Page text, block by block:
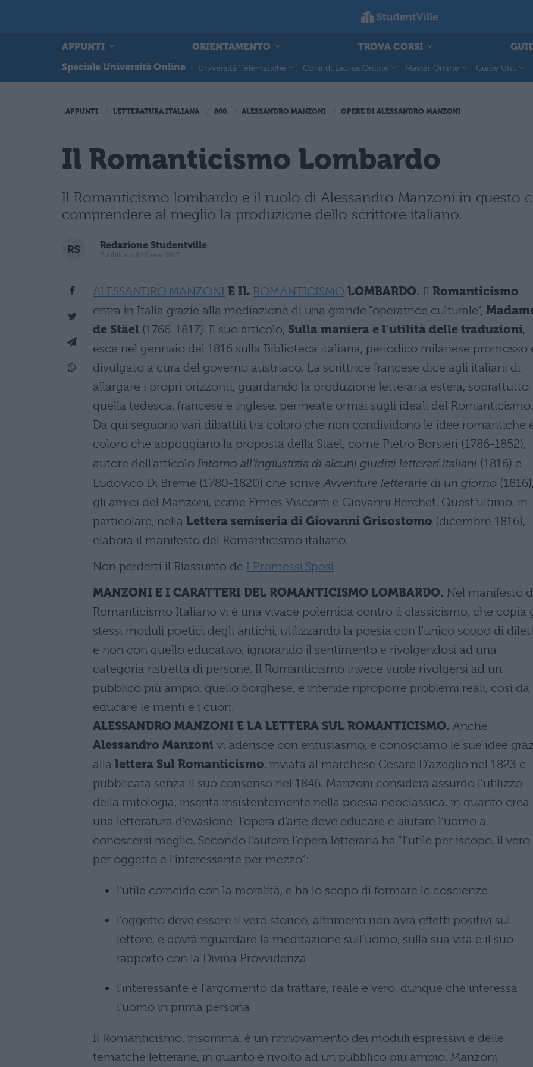
APPUNTI ORIENTAMENTO TROVA CORSI
Speciale Università Online
Università Telematiche Corsi di Laurea Online Master Online Guide Utili
APPUNTI LETTERATURA ITALIANA 800 ALESSANDRO MANZONI OPERE DI ALESSANDRO MANZONI
Il Romanticismo Lombardo
Il Romanticismo lombardo e il ruolo di Alessandro Manzoni in questo
comprendere al meglio la produzione dello scrittore italiano.
Redazione Studentville
Pubblicato il 10 nov 2017
ALESSANDRO MANZONI E IL ROMANTICISMO LOMBARDO. Il Romanticismo
entra in Italia grazie alla mediazione di una grande “operatrice culturale”,
de Stäel (1766-1817). Il suo articolo, Sulla maniera e l’utilità delle traduzioni,
esce nel gennaio del 1816 sulla Biblioteca italiana, periodico milanese promosso
divulgato a cura del governo austriaco. La scrittrice francese dice agli italiani di
allargare i propri orizzonti, guardando la produzione letteraria estera, soprattutto
quella tedesca, francese e inglese, permeate ormai sugli ideali del Romanticismo.
Da qui seguono vari dibattiti tra coloro che non condividono le idee romantiche
coloro che appoggiano la proposta della Stael, come Pietro Borsieri (1786-1852),
autore dell’articolo Intorno all’ingiustizia di alcuni giudizi letterari italiani (1816) e
Ludovico Di Breme (1780-1820) che scriveAvventure letterarie di un giorno (1816),
gli amici del Manzoni, come Ermes Visconti e Giovanni Berchet. Quest’ultimo, in
particolare, nella Lettera semiseria di Giovanni Grisostomo (dicembre 1816),
elabora il manifesto del Romanticismo italiano.
Non perderti il Riassunto de I Promessi Sposi
MANZONI E I CARATTERI DEL ROMANTICISMO LOMBARDO. Nel manifesto
Romanticismo Italiano vi è una vivace polemica contro il classicismo, che copia
stessi moduli poetici degli antichi, utilizzando la poesia con l’unico scopo di
e non con quello educativo, ignorando il sentimento e rivolgendosi ad una
categoria ristretta di persone. Il Romanticismo invece vuole rivolgersi ad un
pubblico più ampio, quello borghese, e intende riproporre problemi reali, così da
educare le menti e i cuori.
ALESSANDRO MANZONI E LA LETTERA SUL ROMANTICISMO. Anche
Alessandro Manzoni vi aderisce con entusiasmo, e conosciamo le sue idee
alla lettera Sul Romanticismo, inviata al marchese Cesare D’azeglio nel 1823 e
pubblicata senza il suo consenso nel 1846. Manzoni considera assurdo l’utilizzo
della mitologia, inserita insistentemente nella poesia neoclassica, in quanto crea
una letteratura d’evasione: l’opera d’arte deve educare e aiutare l’uomo a
conoscersi meglio. Secondo l’autore l’opera letteraria ha “l’utile per iscopo, il vero
per oggetto e l’interessante per mezzo”:
l’utile coincide con la moralità, e ha lo scopo di formare le coscienze
l’oggetto deve essere il vero storico, altrimenti non avrà effetti positivi sul
lettore, e dovrà riguardare la meditazione sull’uomo, sulla sua vita e il suo
rapporto con la Divina Provvidenza
l’interessante è l’argomento da trattare, reale e vero, dunque che interessa
l’uomo in prima persona
Il Romanticismo, insomma, è un rinnovamento dei moduli espressivi e delle
tematche letterarie, in quanto è rivolto ad un pubblico più ampio. Manzoni